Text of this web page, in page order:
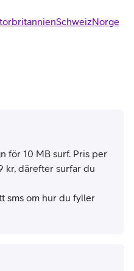
SchweizNorge
för 10 MB surf. Pris per
kr, därefter surfar du
sms om hur du fyller